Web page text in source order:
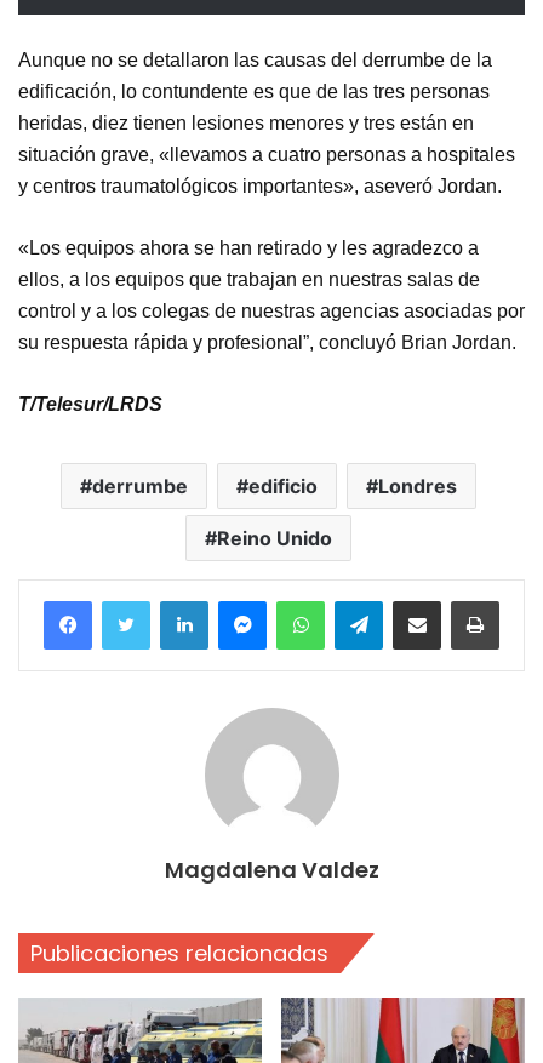
Aunque no se detallaron las causas del derrumbe de la
edificación, lo contundente es que de las tres personas
heridas, diez tienen lesiones menores y tres están en
situación grave, «llevamos a cuatro personas a hospitales
y centros traumatológicos importantes», aseveró Jordan.
«Los equipos ahora se han retirado y les agradezco a
ellos, a los equipos que trabajan en nuestras salas de
control y a los colegas de nuestras agencias asociadas por
su respuesta rápida y profesional”, concluyó Brian Jordan.
T/Telesur/LRDS
derrumbe edificio Londres
Reino Unido
FacebookTwitter LinkedInMessengerWhatsAppTelegramCompartir por correo electrónico
Magdalena Valdez
Publicaciones relacionadas